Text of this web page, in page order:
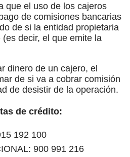
que el uso de los cajeros
de comisiones bancarias
de si la entidad propietaria
decir, el que emite la
dinero de un cajero, el
de si va a cobrar comisión
de desistir de la operación.
de crédito:
192 100
900 991 216